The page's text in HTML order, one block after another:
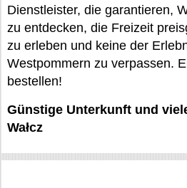
Dienstleister, die garantieren,
zu entdecken, die Freizeit
zu erleben und keine der
Westpommern zu verpassen.
bestellen!
Günstige Unterkunft und
Wałcz